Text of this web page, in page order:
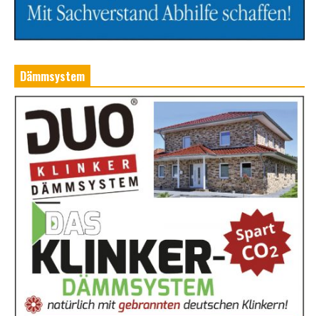
Dämmsystem